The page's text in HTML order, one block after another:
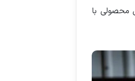
محصولی با